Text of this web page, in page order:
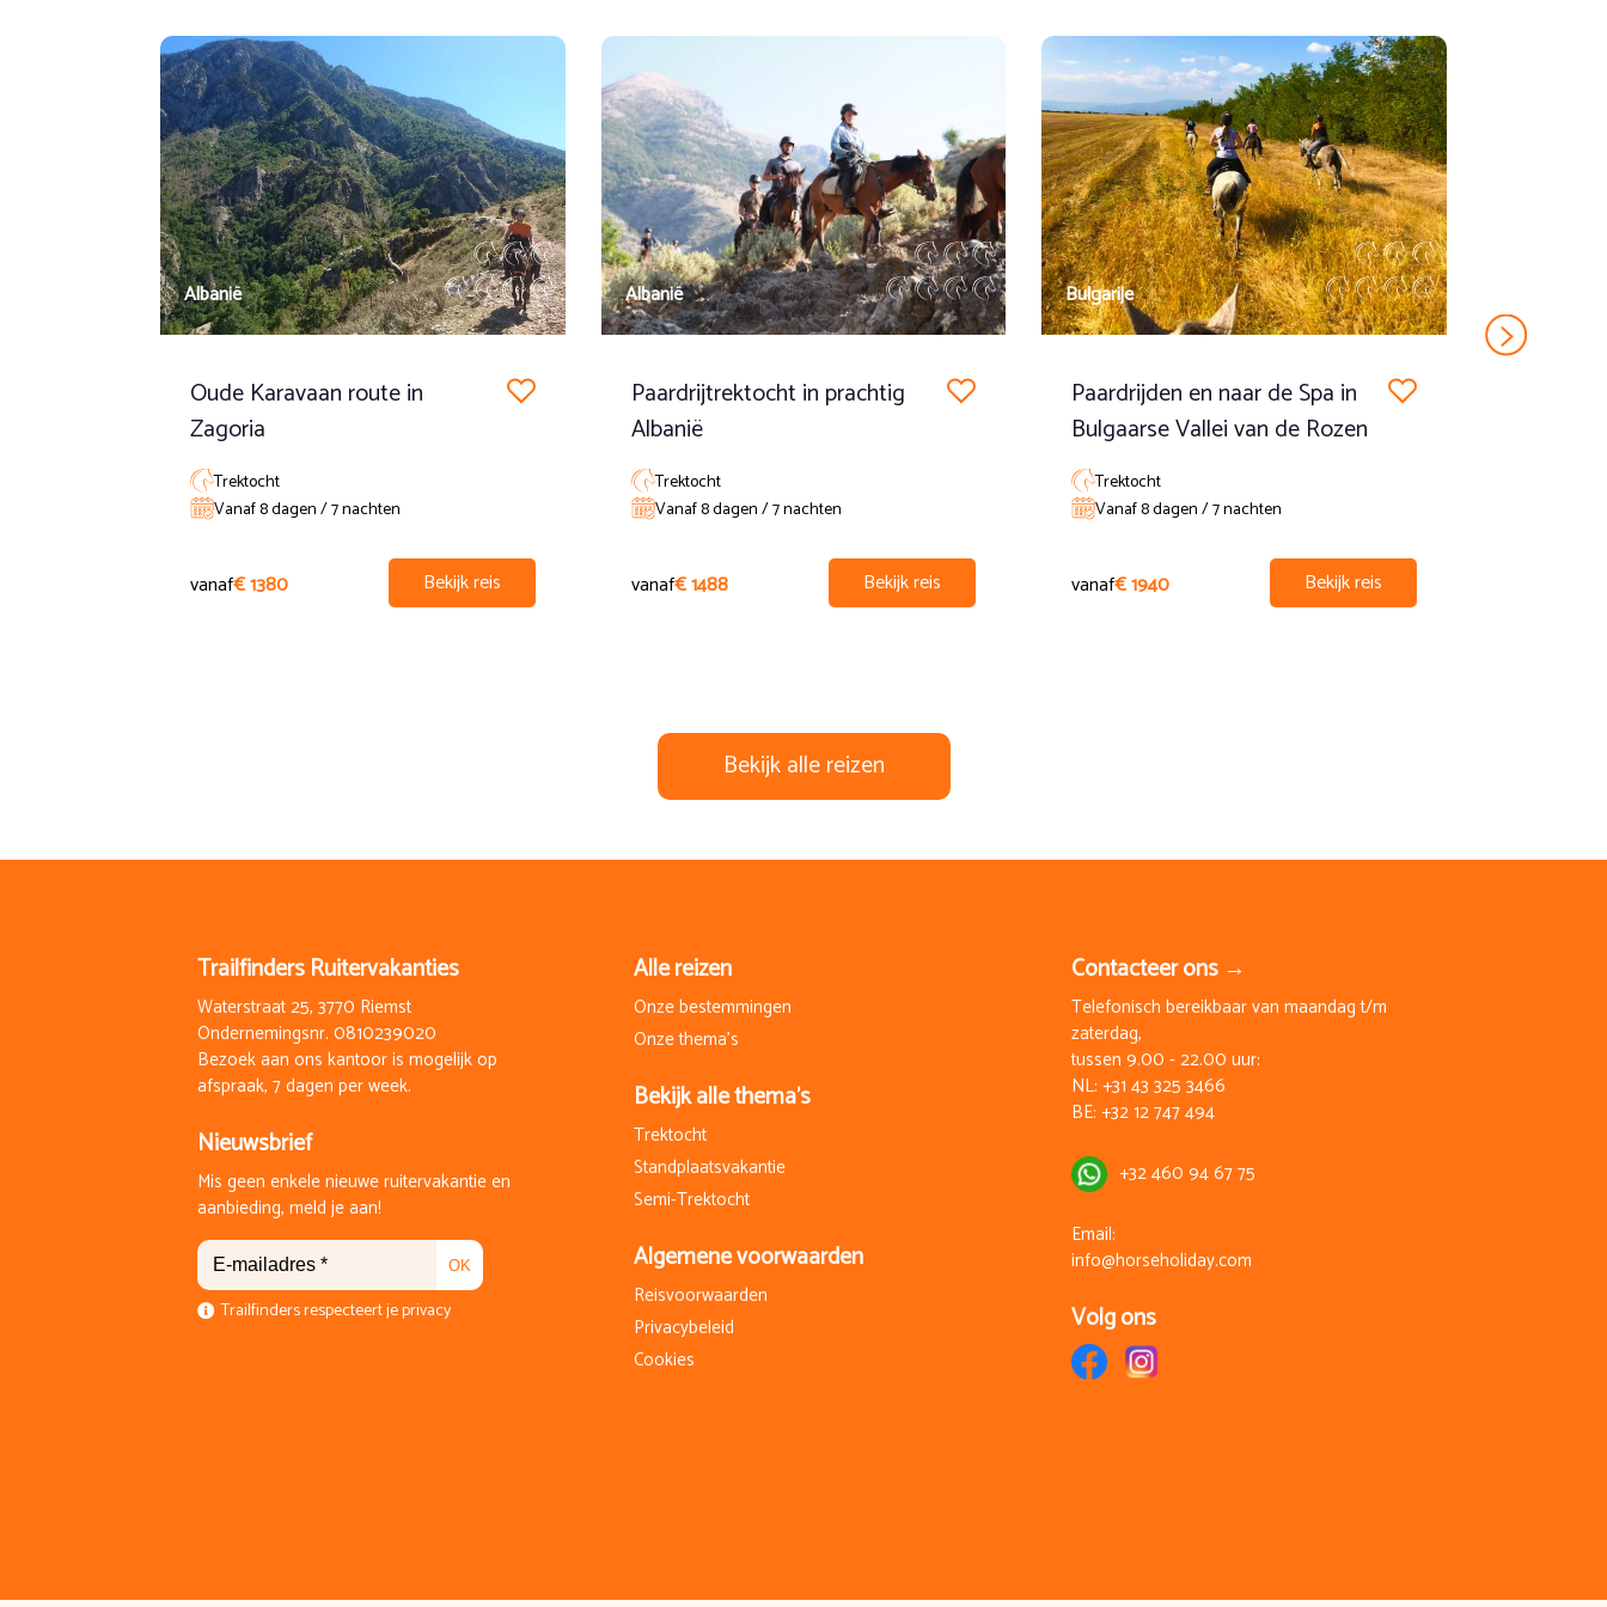
Twee dagen rijden, waarin we het grootste woud van Europa ontdekken, met mooie uitzichten op één van de mooiste Franse stranden. Nu is ook het moment gekomen voor een snelle
galop langs de waterlijn. De tocht eindigt op zaterdagavond met zonsondergang op het strand.
Verzameltransfer naar de luchthaven van Bordeaux om 08.30, dit is een rit van 2 uur met aankomst op de luchthaven rond 11.30 uur. Een mogelijke vlucht terug naar huis mogelijk vanaf
13.00 uur. Als er nog tijd is voor het vertrek, bestaat de mogelijkheid door het stadscentrum te trekken.
Klein groep toeslag bij 3 ruiters is 200 euro p.p.
Albanië
Oude Karavaan route in
Zagoria
Trektocht
Vanaf 8 dagen / 7 nachten
vanaf€ 1380 Bekijk reis
Albanië
Paardrijtrektocht in prachtig
Albanië
Trektocht
Vanaf 8 dagen / 7 nachten
vanaf€ 1488 Bekijk reis
Bulgarije
Paardrijden en naar de Spa in
Bulgaarse Vallei van de Rozen
Trektocht
Vanaf 8 dagen / 7 nachten
vanaf€ 1940 Bekijk reis
Bekijk alle reizen
Trailfinders Ruitervakanties
Waterstraat 25, 3770 Riemst
Ondernemingsnr. 0810239020
Bezoek aan ons kantoor is mogelijk op
afspraak, 7 dagen per week.
Nieuwsbrief
Mis geen enkele nieuwe ruitervakantie en
aanbieding, meld je aan!
OK
Trailfinders respecteert je privacy
Alle reizen
Onze bestemmingen
Onze thema's
Bekijk alle thema's
Trektocht
Standplaatsvakantie
Semi-Trektocht
Algemene voorwaarden
Reisvoorwaarden
Privacybeleid
Cookies
Contacteer ons →
Telefonisch bereikbaar van maandag t/m
zaterdag,
tussen 9.00 - 22.00 uur:
NL: +31 43 325 3466
BE: +32 12 747 494
+32 460 94 67 75
Email:
info@horseholiday.com
Volg ons